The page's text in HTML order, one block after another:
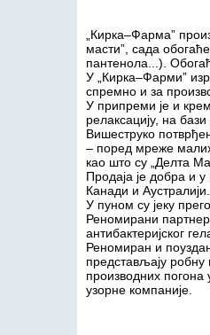
„Кирка–Фарма”
масти”, сада
пантенола...).
У „Кирка–Фарми”
спремно и за
У припреми је и
релаксацију, на
Вишеструко
– поред мреже
као што су „Делта
Продаја је добра и
Канади и Аустралији.
У пуном су јеку
Реномирани
антибактеријског
Реномиран и
представљају робну
производних
узорне компаније.